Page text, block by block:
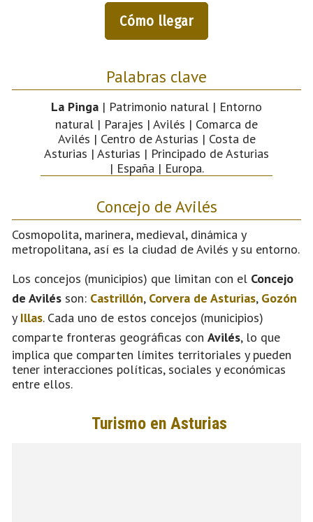
Cómo llegar
Palabras clave
La Pinga | Patrimonio natural | Entorno
natural | Parajes | Avilés | Comarca de
Avilés | Centro de Asturias | Costa de
Asturias | Asturias | Principado de Asturias
| España | Europa.
Concejo de Avilés
Cosmopolita, marinera, medieval, dinámica y
metropolitana, así es la ciudad de Avilés y su entorno.
Los concejos (municipios) que limitan con el Concejo
de Avilés son: Castrillón, Corvera de Asturias, Gozón
y Illas. Cada uno de estos concejos (municipios)
comparte fronteras geográficas con Avilés, lo que
implica que comparten límites territoriales y pueden
tener interacciones políticas, sociales y económicas
entre ellos.